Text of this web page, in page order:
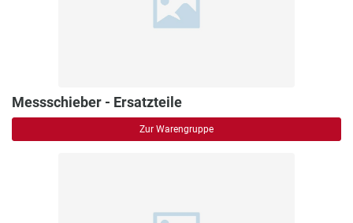
Messschieber - Ersatzteile
Zur Warengruppe